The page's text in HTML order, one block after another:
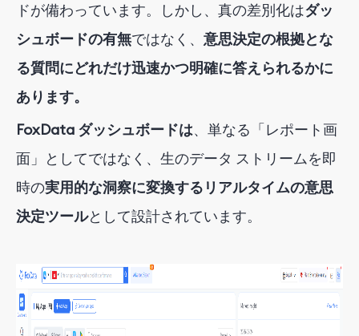
ドが備わっています。しかし、真の差別化はダッ
シュボードの有無ではなく 、 意思決定の根拠とな
る質問にどれだけ迅速かつ明確に答えられるかに
あります。
FoxData ダッシュボードは、 単なる「レポート画
面」としてではなく、 生のデータ ストリームを即
時の実用的な洞察に変換するリアルタイムの意思
決定ツールとして設計されています。